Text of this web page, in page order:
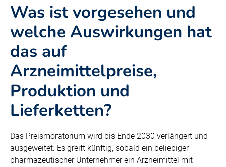
Was ist vorgesehen und
welche Auswirkungen hat
das auf
Arzneimittelpreise,
Produktion und
Lieferketten?
Das Preismoratorium wird bis Ende 2030 verlängert und
ausgeweitet: Es greift künftig, sobald ein beliebiger
pharmazeutischer Unternehmer ein Arzneimittel mit